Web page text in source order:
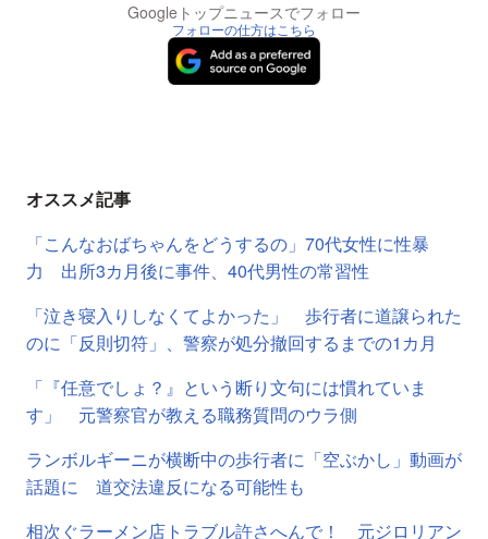
Googleトップニュースでフォロー
フォローの仕方はこちら
オススメ記事
「こんなおばちゃんをどうするの」70代女性に性暴
力 出所3カ月後に事件、40代男性の常習性
「泣き寝入りしなくてよかった」 歩行者に道譲られた
のに「反則切符」、警察が処分撤回するまでの1カ月
「『任意でしょ？』という断り文句には慣れていま
す」 元警察官が教える職務質問のウラ側
ランボルギーニが横断中の歩行者に「空ぶかし」動画が
話題に 道交法違反になる可能性も
相次ぐラーメン店トラブル許さへんで！ 元ジロリアン